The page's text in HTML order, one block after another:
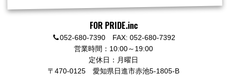
FOR PRIDE.inc
052-680-7390 FAX: 052-680-7392
営業時間：10:00～19:00
定休日：月曜日
〒470-0125 愛知県日進市赤池5-1805-B